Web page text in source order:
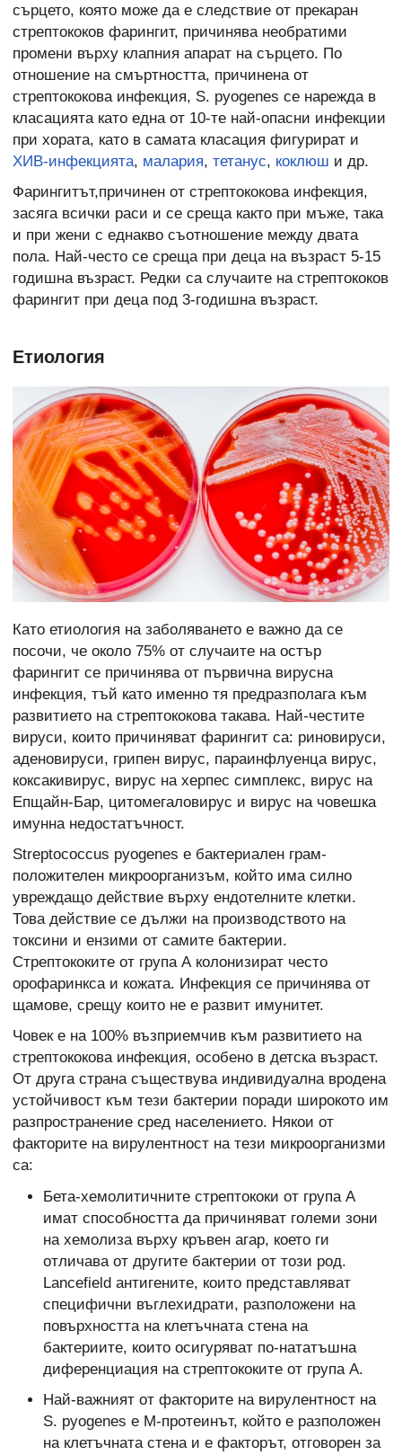
сърцето, която може да е следствие от прекаран
стрептококов фарингит, причинява необратими
промени върху клапния апарат на сърцето. По
отношение на смъртността, причинена от
стрептококова инфекция, S. pyogenes се нарежда в
класацията като една от 10-те най-опасни инфекции
при хората, като в самата класация фигурират и
ХИВ-инфекцията, малария, тетанус, коклюш и др.
Фарингитът,причинен от стрептококова инфекция,
засяга всички раси и се среща както при мъже, така
и при жени с еднакво съотношение между двата
пола. Най-често се среща при деца на възраст 5-15
годишна възраст. Редки са случаите на стрептококов
фарингит при деца под 3-годишна възраст.
Етиология
Като етиология на заболяването е важно да се
посочи, че около 75% от случаите на остър
фарингит се причинява от първична вирусна
инфекция, тъй като именно тя предразполага към
развитието на стрептококова такава. Най-честите
вируси, които причиняват фарингит са: риновируси,
аденовируси, грипен вирус, параинфлуенца вирус,
коксакивирус, вирус на херпес симплекс, вирус на
Епщайн-Бар, цитомегаловирус и вирус на човешка
имунна недостатъчност.
Streptococcus pyogenes е бактериален грам-
положителен микроорганизъм, който има силно
увреждащо действие върху ендотелните клетки.
Това действие се дължи на производството на
токсини и ензими от самите бактерии.
Стрептококите от група А колонизират често
орофаринкса и кожата. Инфекция се причинява от
щамове, срещу които не е развит имунитет.
Човек е на 100% възприемчив към развитието на
стрептококова инфекция, особено в детска възраст.
От друга страна съществува индивидуална вродена
устойчивост към тези бактерии поради широкото им
разпространение сред населението. Някои от
факторите на вирулентност на тези микроорганизми
са:
Бета-хемолитичните стрептококи от група А
имат способността да причиняват големи зони
на хемолиза върху кръвен агар, което ги
отличава от другите бактерии от този род.
Lancefield антигените, които представляват
специфични въглехидрати, разположени на
повърхността на клетъчната стена на
бактериите, които осигуряват по-нататъшна
диференциация на стрептококите от група А.
Най-важният от факторите на вирулентност на
S. pyogenes е М-протеинът, който е разположен
на клетъчната стена и е факторът, отговорен за